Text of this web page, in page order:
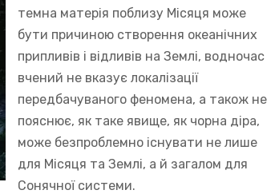
темна матерія поблизу Місяця може
бути причиною створення океанічних
припливів і відливів на Землі, водночас
вчений не вказує локалізації
передбачуваного феномена, а також не
пояснює, як таке явище, як чорна діра,
може безпроблемно існувати не лише
для Місяця та Землі, а й загалом для
Сонячної системи.